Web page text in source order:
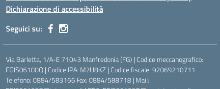
Dichiarazione di accessibilità
Seguici su:
Via Barletta, 1/A-E 71043 Manfredonia (FG) | Codice meccanografico:
FGIS06100Q | Codice IPA: M2U8KZ | Codice fiscale: 92069210711
Telefono: 0884/583166 Fax: 0884/588718 | Mail: